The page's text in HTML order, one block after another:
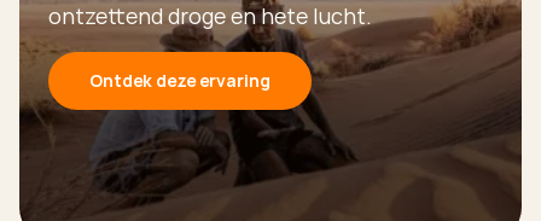
ontzettend droge en hete lucht.
Ontdek deze ervaring